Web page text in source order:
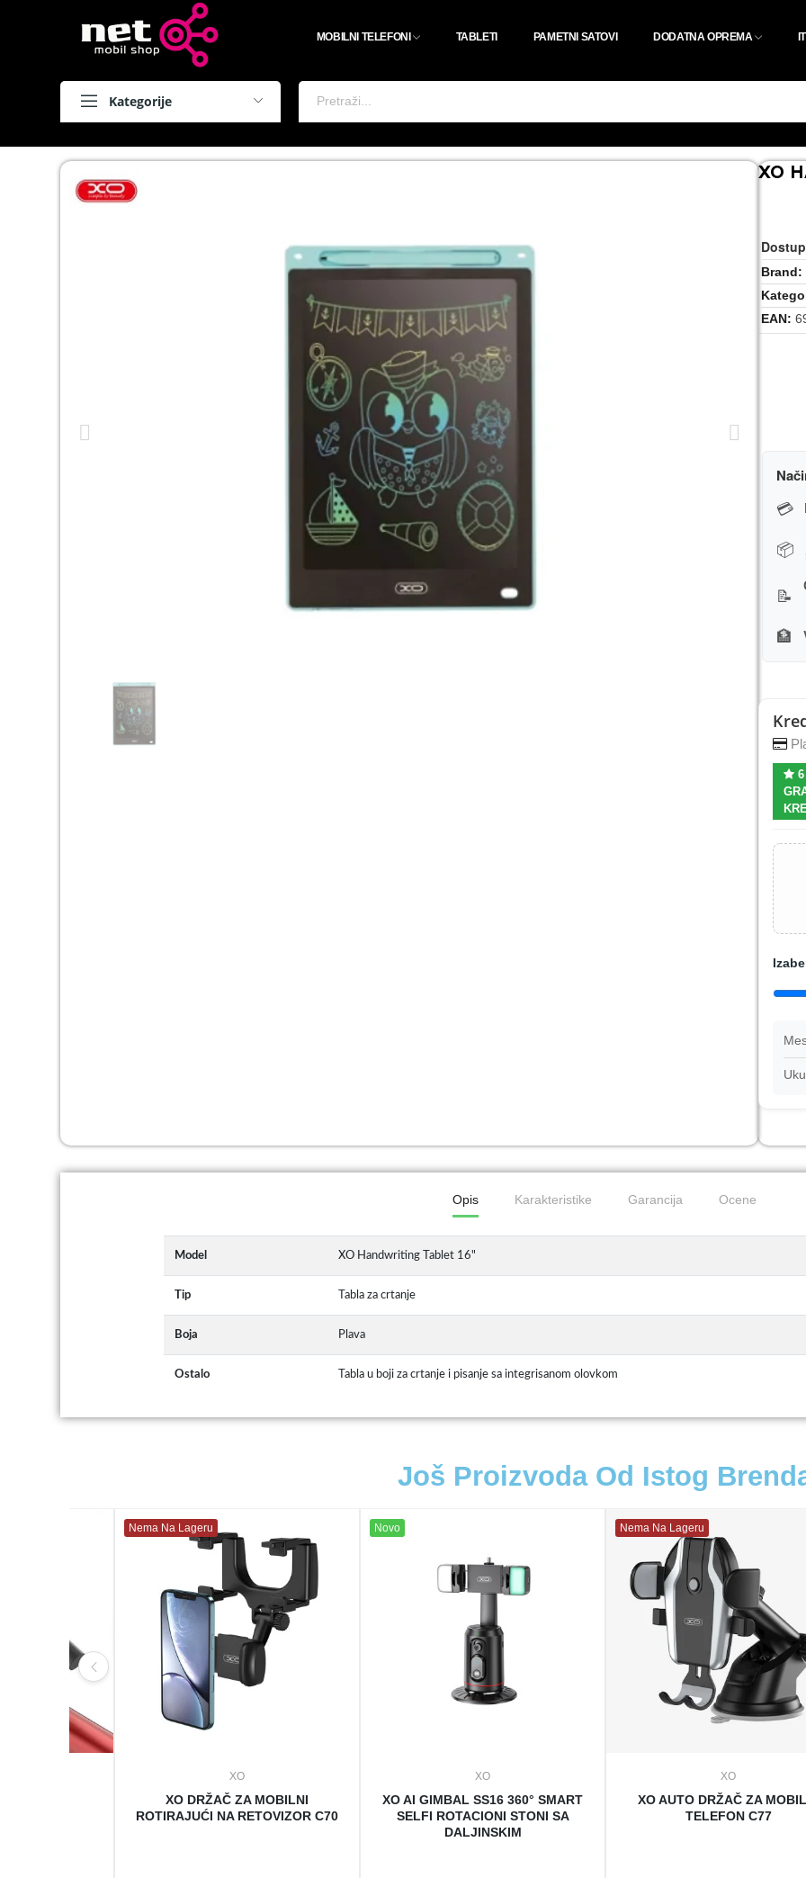
MOBILNI TELEFONI TABLETI PAMETNI SATOVI DODATNA OPREMA
Kategorije
XO
Brand
EAN
💳
📦
📝
🏦
6
Opis Karakteristike Garancija Ocene
Model XO Handwriting Tablet 16"
Tip Tabla za crtanje
Boja Plava
Ostalo Tabla u boji za crtanje i pisanje sa integrisanom olovkom
Još Proizvoda Od Istog
Nema Na Lageru
XO
XO DRŽAČ ZA MOBILNI
ROTIRAJUĆI NA RETOVIZOR C70
Novo
XO
XO AI GIMBAL SS16 360° SMART
SELFI ROTACIONI STONI SA
DALJINSKIM
Nema Na Lageru
XO
XO AUTO DRŽAČ ZA
TELEFON C77